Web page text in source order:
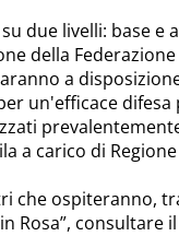
due livelli: base e
della
a
un'efficace
a carico di
che ospiteranno,
Rosa”, consultare